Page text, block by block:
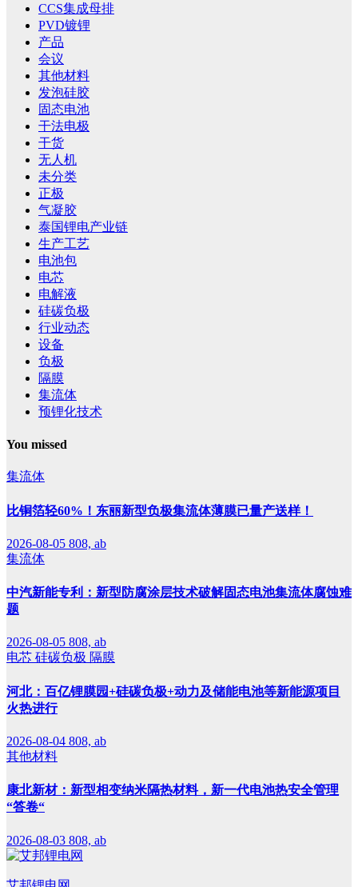
CCS集成母排
PVD镀锂
产品
会议
其他材料
发泡硅胶
固态电池
干法电极
干货
无人机
未分类
正极
气凝胶
泰国锂电产业链
生产工艺
电池包
电芯
电解液
硅碳负极
行业动态
设备
负极
隔膜
集流体
预锂化技术
You missed
集流体
比铜箔轻60%！东丽新型负极集流体薄膜已量产送样！
2026-08-05 808, ab
集流体
中汽新能专利：新型防腐涂层技术破解固态电池集流体腐蚀难
题
2026-08-05 808, ab
电芯 硅碳负极 隔膜
河北：百亿锂膜园+硅碳负极+动力及储能电池等新能源项目
火热进行
2026-08-04 808, ab
其他材料
康北新材：新型相变纳米隔热材料，新一代电池热安全管理
“答卷“
2026-08-03 808, ab